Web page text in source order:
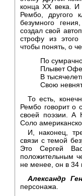
конца ХХ века. И
Рембо, другого
безумного
создал свой
строфу из
чтобы понять, о
По
Плывет
В
Свою
То есть,
Рембо говорит о
своей поэзии. А
Соло
И, наконец,
связи с темой
Это Сергей
положительным
не менее, он в 34
Александр
персонажа.